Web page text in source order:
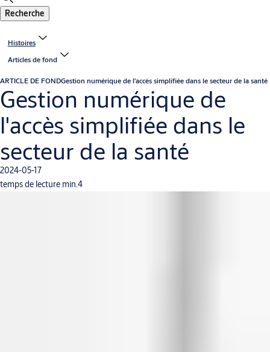
Recherche
Histoires
Articles de fond
ARTICLE DE FONDGestion numérique de l'accès simplifiée dans le secteur de la santé
Gestion numérique de
l'accès simplifiée dans le
secteur de la santé
2024-05-17
temps de lecture min.4